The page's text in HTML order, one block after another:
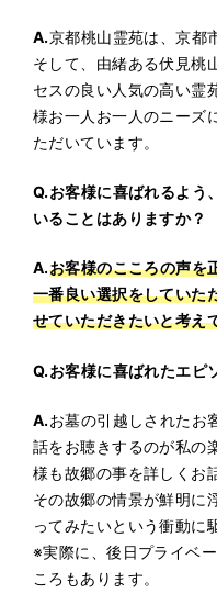
A.京都桃山霊苑は、京都
そして、由緒ある伏見桃
セスの良い人気の高い霊
様お一人お一人のニーズ
ただいています。
Q.お客様に喜ばれるよう
いることはありますか？
A.お客様のこころの声を
一番良い選択をしていた
せていただきたいと考え
Q.お客様に喜ばれたエピ
A.お墓の引越しされたお
話をお聴きするのが私の
様も故郷の事を詳しくお
その故郷の情景が鮮明に
ってみたいという衝動に
※実際に、後日プライベ
ころもあります。